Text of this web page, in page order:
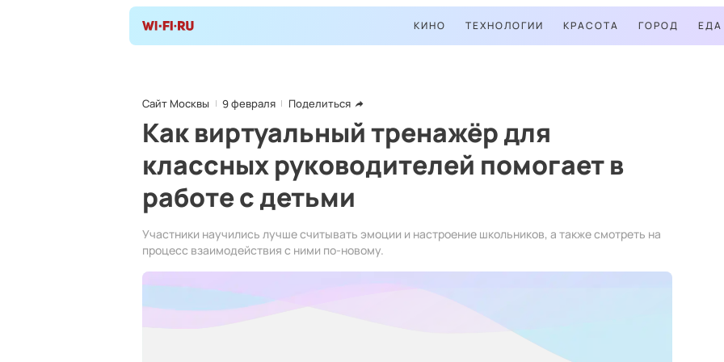
КИНО ТЕХНОЛОГИИ КРАСОТА ГОРОД ЕДА
Сайт Москвы 9 февраля Поделиться
Как виртуальный тренажёр для
классных руководителей помогает в
работе с детьми
Участники научились лучше считывать эмоции и настроение школьников, а также смотреть на
процесс взаимодействия с ними по-новому.